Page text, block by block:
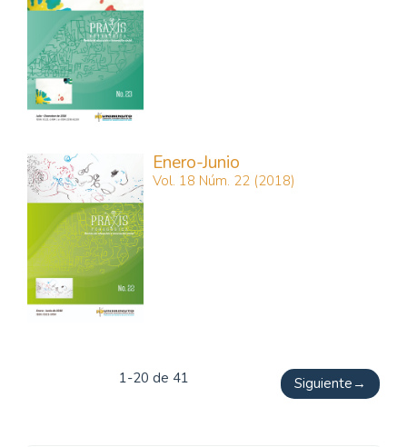
Enero-Junio
Vol. 18 Núm. 22 (2018)
1-20 de 41 Siguiente →